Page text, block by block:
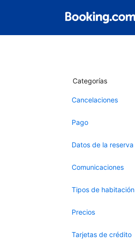
Categorías
Cancelaciones
Pago
Datos de la reserva
Comunicaciones
Tipos de habitación
Precios
Tarjetas de crédito